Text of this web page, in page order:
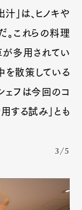
」は、ヒノキや
。これらの料理
が多用されてい
を散策している
ェフは今回のコ
する試み」とも
3/5